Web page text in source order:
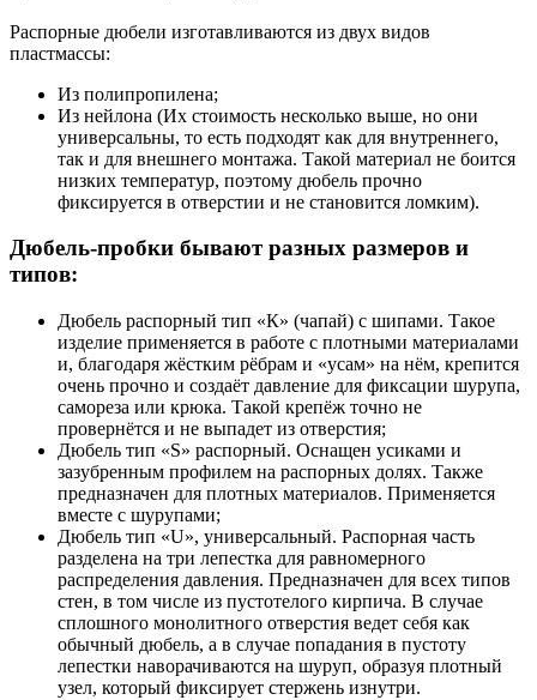
Распорные дюбели изготавливаются из двух видов
пластмассы:
Из полипропилена;
Из нейлона (Их стоимость несколько выше, но они
универсальны, то есть подходят как для внутреннего,
так и для внешнего монтажа. Такой материал не боится
низких температур, поэтому дюбель прочно
фиксируется в отверстии и не становится ломким).
Дюбель-пробки бывают разных размеров и
типов:
Дюбель распорный тип «К» (чапай) с шипами. Такое
изделие применяется в работе с плотными материалами
и, благодаря жёстким рёбрам и «усам» на нём, крепится
очень прочно и создаёт давление для фиксации шурупа,
самореза или крюка. Такой крепёж точно не
провернётся и не выпадет из отверстия;
Дюбель тип «S» распорный. Оснащен усиками и
зазубренным профилем на распорных долях. Также
предназначен для плотных материалов. Применяется
вместе с шурупами;
Дюбель тип «U», универсальный. Распорная часть
разделена на три лепестка для равномерного
распределения давления. Предназначен для всех типов
стен, в том числе из пустотелого кирпича. В случае
сплошного монолитного отверстия ведет себя как
обычный дюбель, а в случае попадания в пустоту
лепестки наворачиваются на шуруп, образуя плотный
узел, который фиксирует стержень изнутри.